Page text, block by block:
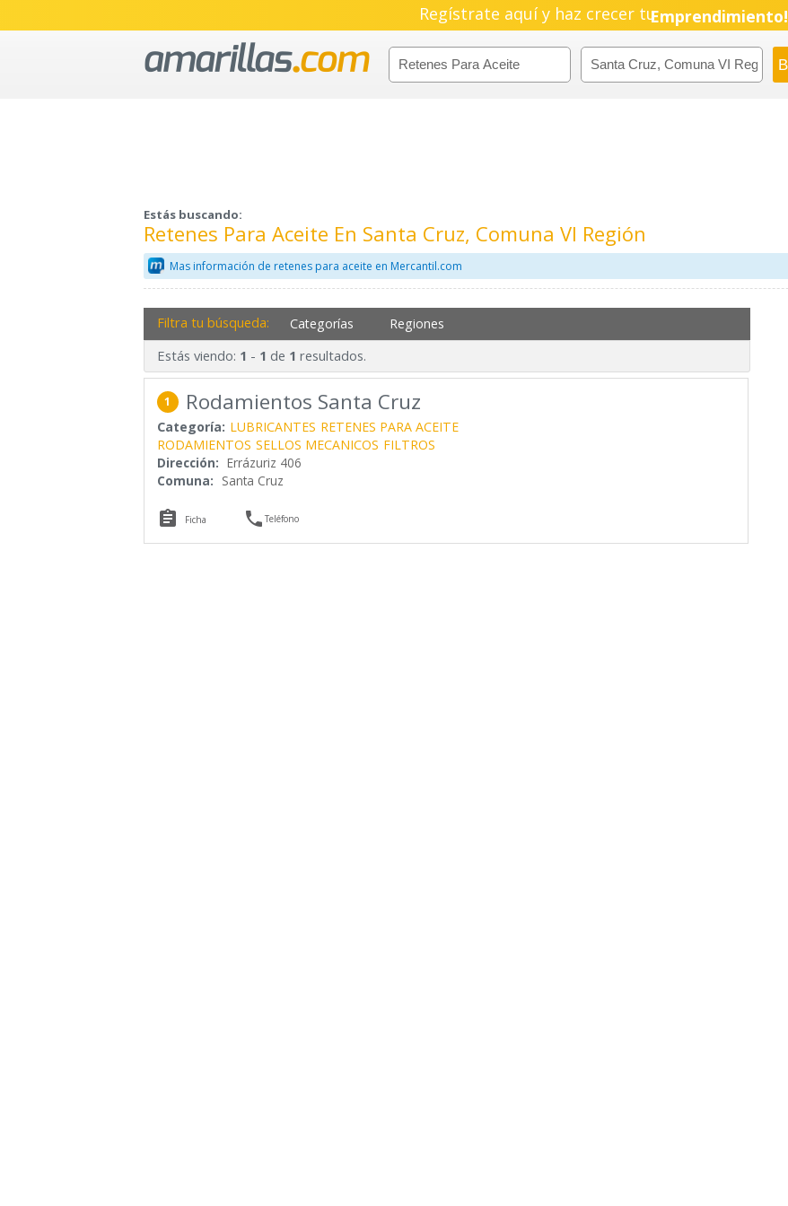
Regístrate aquí y haz crecer tuEmprendimiento!
Estás buscando:
Retenes Para Aceite En Santa Cruz, Comuna VI Región
Mas información de retenes para aceite en Mercantil.com
Filtra tu búsqueda: Categorías Regiones
Estás viendo: 1 - 1 de 1 resultados.
1 Rodamientos Santa Cruz
Categoría: LUBRICANTES RETENES PARA ACEITE
RODAMIENTOS SELLOS MECANICOS FILTROS
Dirección: Errázuriz 406
Comuna: Santa Cruz
 Ficha Teléfono